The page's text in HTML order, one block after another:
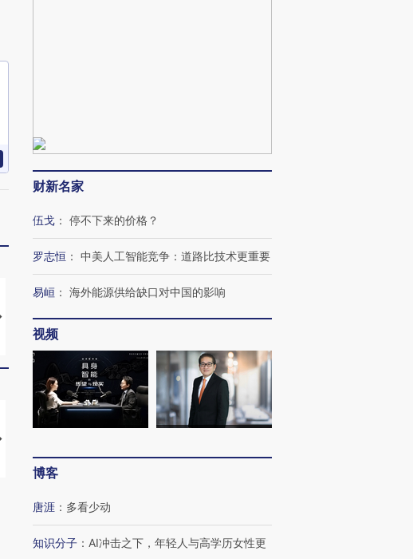
视线｜“入侵”还是“人道危
机”？难民潮撕裂西班牙
湖北宜昌局部短时降雨
哈尔滨遭遇短时极端强降
【推广】走进第四届链博
会，让数智科技“链”接产
【特别呈现】寻找100种
CFO：不靠规模取胜，华
财新名家
伍戈 ： 停不下来的价格？
罗志恒 ： 中美人工智能竞争：道路比技术更重要
易峘 ： 海外能源供给缺口对中国的影响
视频
博客
唐涯 ： 多看少动
知识分子 ： AI冲击之下，年轻人与高学历女性更